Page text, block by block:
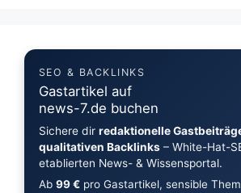
SEO & BACKLINKS
Gastartikel auf
news-7.de buchen
Sichere dir redaktionelle
qualitativen Backlinks– White-Hat-
etablierten News- & Wissensportal.
Ab 99 €pro Gastartikel, sensible